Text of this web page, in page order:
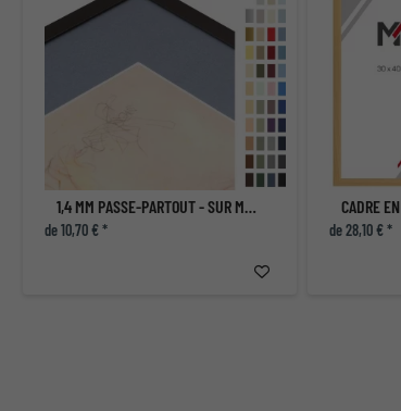
1,4 MM PASSE-PARTOUT - SUR MESURE
de 10,70 € *
CADRE
de 28,10 € *